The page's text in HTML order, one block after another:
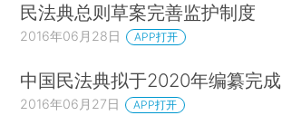
民法典总则草案完善监护制度
2016年06月28日 APP打开
中国民法典拟于2020年编纂完成
2016年06月27日 APP打开